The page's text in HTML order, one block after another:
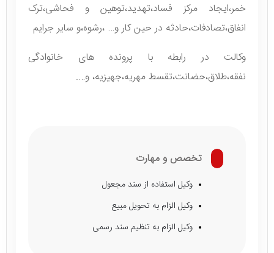
خمر،ایجاد مرکز فساد،تهدید،توهین و فحاشی،ترک
انفاق،تصادفات،حادثه در حین کار و… ،رشوه،و سایر جرایم
وکالت در رابطه با پرونده های خانوادگی
نفقه،طلاق،حضانت،تقسط مهریه،جهیزیه، و….
تخصص و مهارت
وکیل استفاده از سند مجعول
وکیل الزام به تحویل مبیع
وکیل الزام به تنظیم سند رسمی